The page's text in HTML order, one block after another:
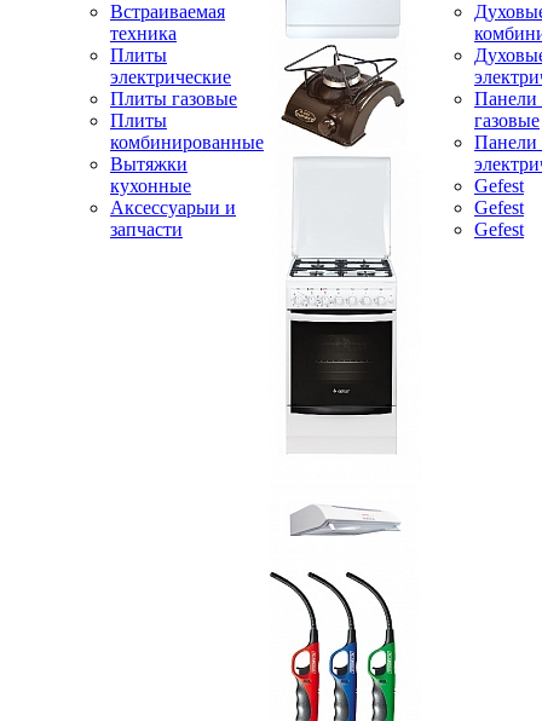
Встраиваемая
техника
Плиты
электрические
Плиты газовые
Плиты
комбинированные
Вытяжки
кухонные
Аксессуарыи и
запчасти
Панели
газовые
Панели
Gefest
Gefest
Gefest